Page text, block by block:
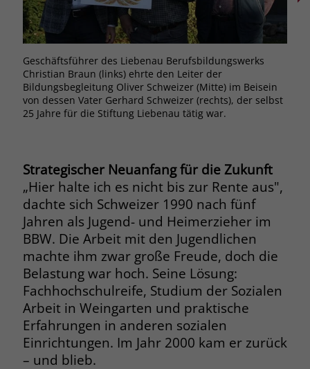
Geschäftsführer des Liebenau Berufsbildungswerks
Christian Braun (links) ehrte den Leiter der
Bildungsbegleitung Oliver Schweizer (Mitte) im Beisein
von dessen Vater Gerhard Schweizer (rechts), der selbst
25 Jahre für die Stiftung Liebenau tätig war.
Strategischer Neuanfang für die Zukunft
„Hier halte ich es nicht bis zur Rente aus",
dachte sich Schweizer 1990 nach fünf
Jahren als Jugend- und Heimerzieher im
BBW. Die Arbeit mit den Jugendlichen
machte ihm zwar große Freude, doch die
Belastung war hoch. Seine Lösung:
Fachhochschulreife, Studium der Sozialen
Arbeit in Weingarten und praktische
Erfahrungen in anderen sozialen
Einrichtungen. Im Jahr 2000 kam er zurück
– und blieb.
Name PHPSESSID
Anbieter stiftung-liebenau.de
Laufzeit Session
Behält die Zustände des Benutzers bei
Name cookie_optin
Anbieter www.stiftung-liebenau.de
Laufzeit 1 Monat
Zweck
Behält die Zustimmung des Benutzers
zum Cookie Opt-In
Name __cf_bm
Anbieter
Zweck
Browsers und die Einstellungen
exklusiv für diese Website zu speichern.
Dadurch wird gewährleistet, dass
Aktionen, die bei späteren Besuchen
derselben Website durchgeführt
werden, mit derselben
Benutzerkennung verknüpft werden.
Anbieter www.clarity.ms
Laufzeit 1 Jahr
Zweck
Microsoft Clarity setzt dieses Cookie,
um die Seitenaufrufe eines Benutzers
zu speichern und in einer einzigen
Sitzungsaufzeichnung
zusammenzufassen.
Name _gcl_au